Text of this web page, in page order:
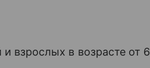
взрослых в возрасте от 6